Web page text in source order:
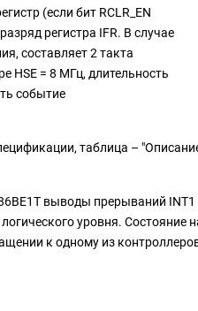
(если бит RCLR_EN
регистра IFR. В случае
составляет 2 такта
HSE = 8 МГц, длительность
событие
таблица –
выводы прерываний INT1
уровня. Состояние
к одному из